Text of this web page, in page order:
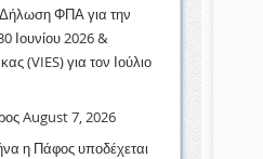
ΦΠΑ για την
Ιουνίου 2026 &
(VIES) για τον Ιούλιο
August 7, 2026
η Πάφος υποδέχεται